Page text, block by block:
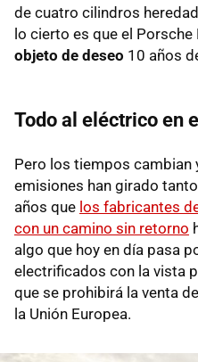
de cuatro cilindros
lo cierto es que el Porsche
objeto de deseo 10 años
Todo al eléctrico en
Pero los tiempos cambian
emisiones han girado
años que los fabricantes
con un camino sin retorno
algo que hoy en día pasa
electrificados con la vista
que se prohibirá la venta
la Unión Europea.